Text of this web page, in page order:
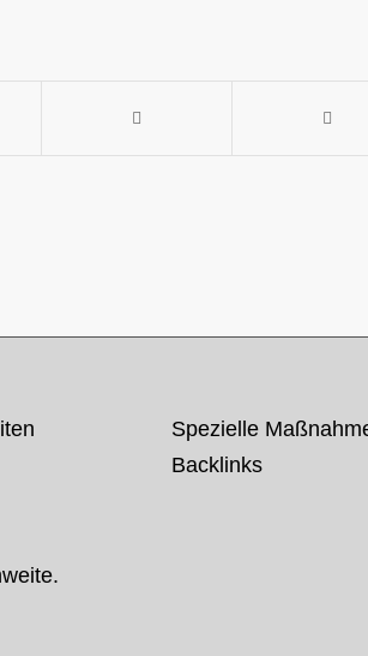
Spezielle
Backlinks